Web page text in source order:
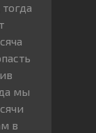
мы
в